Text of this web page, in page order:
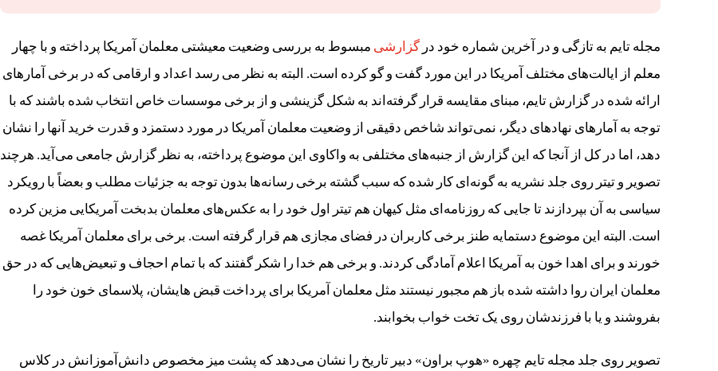
مجله تایم به تازگی و در آخرین شماره خود در گزارشی مبسوط به بررسی وضعیت معیشتی معلمان آمریکا پرداخته و با چهار
معلم از ایالت‌های مختلف آمریکا در این مورد گفت و گو کرده است. البته به نظر می رسد اعداد و ارقامی که در برخی آمارهای
ارائه شده در گزارش تایم، مبنای مقایسه قرار گرفته‌اند به شکل گزینشی و از برخی موسسات خاص انتخاب شده باشند که با
توجه به آمارهای نهادهای دیگر، نمی‌تواند شاخص دقیقی از وضعیت معلمان آمریکا در مورد دستمزد و قدرت خرید آنها را نشان
دهد، اما در کل از آنجا که این گزارش از جنبه‌های مختلفی به واکاوی این موضوع پرداخته، به نظر گزارش جامعی می‌آید. هرچند
تصویر و تیتر روی جلد نشریه به گونه‌ای کار شده که سبب گشته برخی رسانه‌ها بدون توجه به جزئیات مطلب و بعضاً با رویکرد
سیاسی به آن بپردازند تا جایی که روزنامه‌ای مثل کیهان هم تیتر اول خود را به عکس‌های معلمان بدبخت آمریکایی مزین کرده
است. البته این موضوع دستمایه طنز برخی کاربران در فضای مجازی هم قرار گرفته است. برخی برای معلمان آمریکا غصه
خورند و برای اهدا خون به آمریکا اعلام آمادگی کردند. و برخی هم خدا را شکر گفتند که با تمام احجاف و تبعیض‌هایی که در حق
معلمان ایران روا داشته شده باز هم مجبور نیستند مثل معلمان آمریکا برای پرداخت قبض هایشان، پلاسمای خون خود را
بفروشند و یا با فرزندشان روی یک تخت خواب بخوابند.
تصویر روی جلد مجله تایم چهره «هوپ براون» دبیر تاریخ را نشان می‌دهد که پشت میز مخصوص دانش‌آموزانش در کلاس